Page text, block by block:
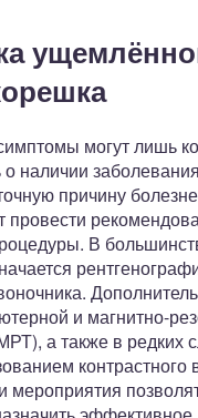
могут лишь
о наличии
причину
провести
В
и магнитно-
а также в редких
контрастного